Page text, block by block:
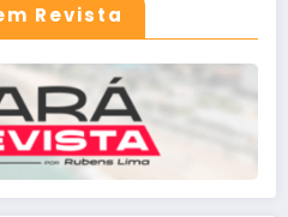
Revista